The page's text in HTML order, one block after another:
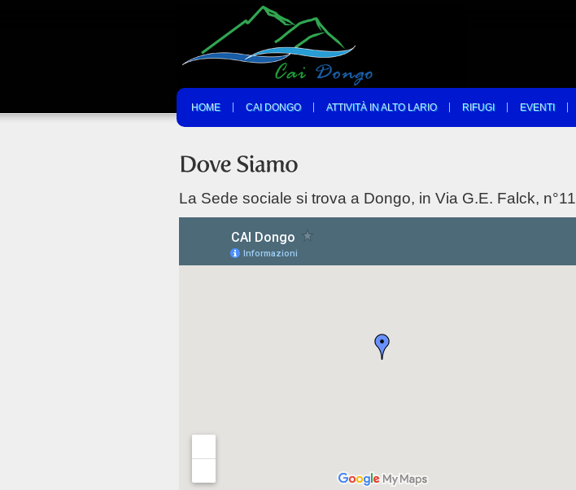
HOME CAI DONGO ATTIVITÀ IN ALTO LARIO RIFUGI EVENTI
La Sede sociale si trova a Dongo, in Via G.E. Falck, n°11